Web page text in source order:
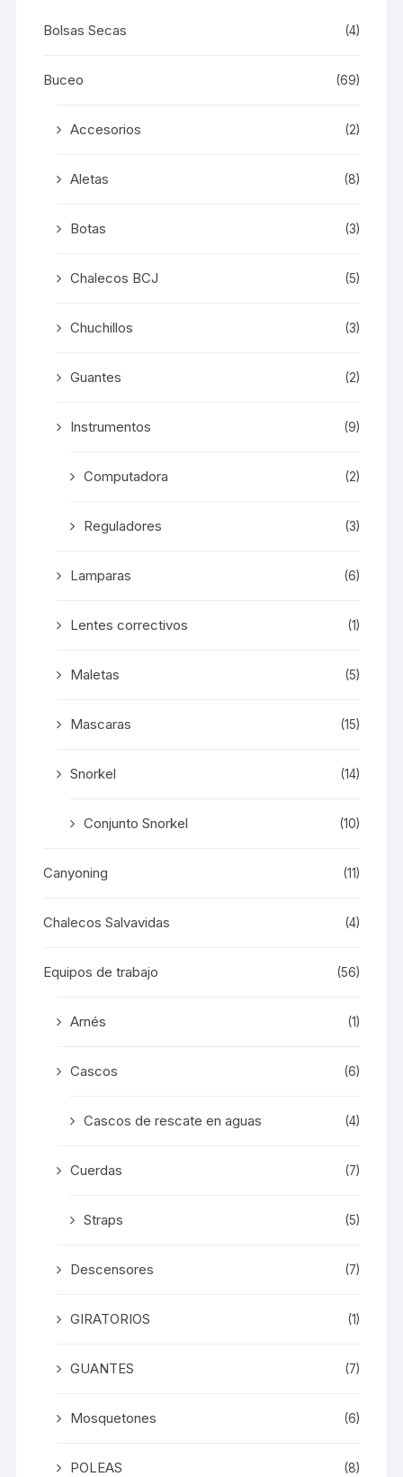
Bolsas Secas
(4)
Buceo (69)
Accesorios (2)
Aletas (8)
Botas (3)
Chalecos BCJ (5)
Chuchillos (3)
Guantes (2)
Instrumentos (9)
Computadora (2)
Reguladores (3)
Lamparas (6)
Lentes correctivos (1)
Maletas (5)
Mascaras (15)
Snorkel (14)
Conjunto Snorkel (10)
Canyoning (11)
Chalecos Salvavidas (4)
Equipos de trabajo (56)
Arnés (1)
Cascos (6)
Cascos de rescate en aguas (4)
Cuerdas (7)
Straps (5)
Descensores (7)
GIRATORIOS (1)
GUANTES (7)
Mosquetones (6)
POLEAS (8)